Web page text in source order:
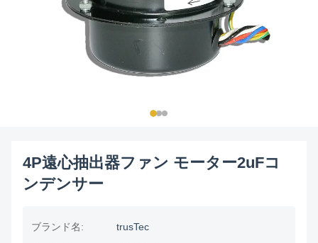
4P遠心抽出器ファン モーター2uFコ
ンデンサー
ブランド名: trusTec